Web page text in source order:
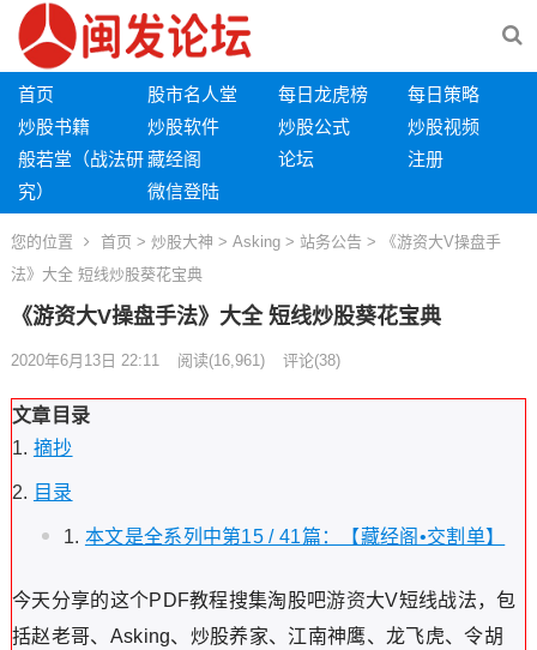
首页 股市名人堂 每日龙虎榜
每日策略
炒股书籍
炒股软件 炒股公式
炒股视频
般若堂（战法研
究）
藏经阁 论坛
注册
微信登陆
您的位置 首页 > 炒股大神 > Asking> 站务公告 > 《游资大V操盘手
法》大全 短线炒股葵花宝典
《游资大V操盘手法》大全 短线炒股葵花宝典
2020年6月13日 22:11 阅读(16,961) 评论(38)
文章目录
摘抄
目录
本文是全系列中第15 / 41篇：【藏经阁•交割单】
今天分享的这个PDF教程搜集淘股吧游资大V短线战法，包
括赵老哥、Asking、炒股养家、江南神鹰、龙飞虎、令胡